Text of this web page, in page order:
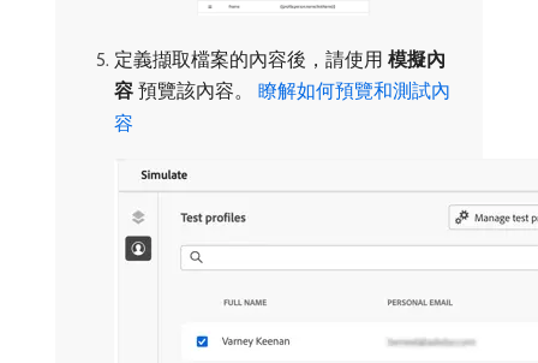
定義擷取檔案的內容後，請使用​ 模擬內
容 ​預覽該內容。 瞭解如何預覽和測試內
容